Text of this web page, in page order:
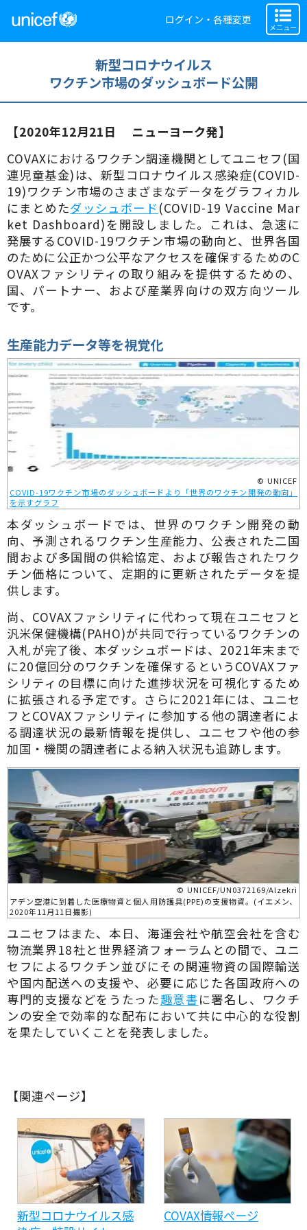
ログイン・各種変更
メニュー
新型コロナウイルス
ワクチン市場のダッシュボード公開
【2020年12月21日 ニューヨーク発】
COVAXにおけるワクチン調達機関としてユニセフ(国
連児童基金)は、新型コロナウイルス感染症(COVID-
19)ワクチン市場のさまざまなデータをグラフィカル
にまとめたダッシュボード (COVID-19 Vaccine Mar
ket Dashboard)を開設しました。これは、急速に
発展するCOVID-19ワクチン市場の動向と、世界各国
のために公正かつ公平なアクセスを確保するためのC
OVAXファシリティの取り組みを提供するための、
国、パートナー、および産業界向けの双方向ツール
です。
生産能力データ等を視覚化
© UNICEF
COVID-19ワクチン市場のダッシュボードより「世界のワクチン開発の動向」
を示すグラフ
本ダッシュボードでは、世界のワクチン開発の動
向、予測されるワクチン生産能力、公表された二国
間および多国間の供給協定、および報告されたワク
チン価格について、定期的に更新されたデータを提
供します。
尚、COVAXファシリティに代わって現在ユニセフと
汎米保健機構(PAHO)が共同で行っているワクチンの
入札が完了後、本ダッシュボードは、2021年末まで
に20億回分のワクチンを確保するというCOVAXファ
シリティの目標に向けた進捗状況を可視化するため
に拡張される予定です。さらに2021年には、ユニセ
フとCOVAXファシリティに参加する他の調達者によ
る調達状況の最新情報を提供し、ユニセフや他の参
加国・機関の調達者による納入状況も追跡します。
© UNICEF/UN0372169/Alzekri
アデン空港に到着した医療物資と個人用防護具(PPE)の支援物資。(イエメン、
2020年11月11日撮影)
ユニセフはまた、本日、海運会社や航空会社を含む
物流業界18社と世界経済フォーラムとの間で、ユニ
セフによるワクチン並びにその関連物資の国際輸送
や国内配送への支援や、必要に応じた各国政府への
専門的支援などをうたった趣意書に署名し、ワクチ
ンの安全で効率的な配布において共に中心的な役割
を果たしていくことを発表しました。
【関連ページ】
新型コロナウイルス感
COVAX情報ページ